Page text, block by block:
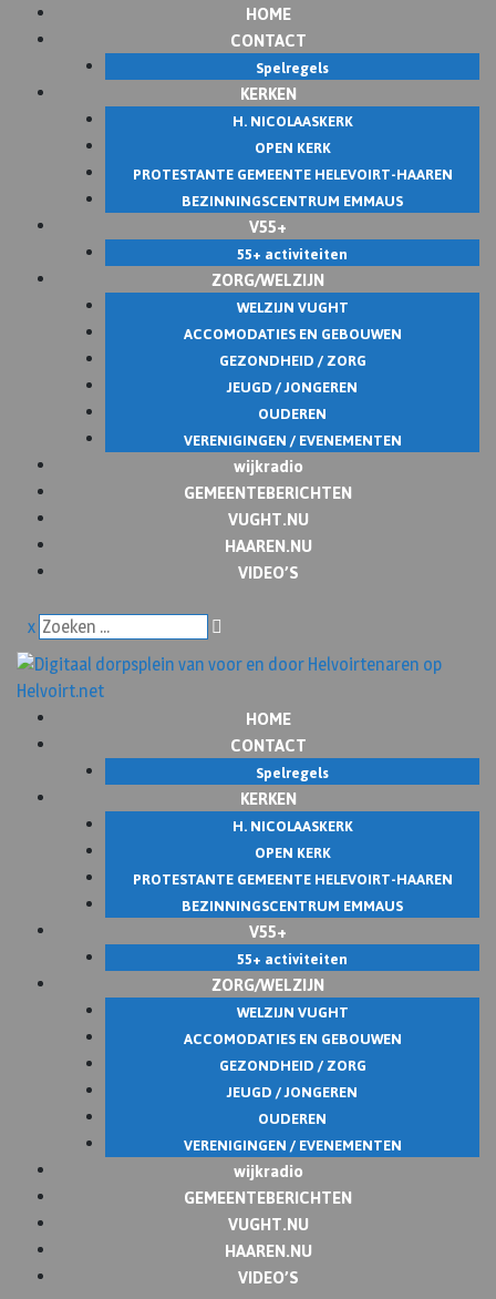
HOME
CONTACT
Spelregels
KERKEN
H. NICOLAASKERK
OPEN KERK
PROTESTANTE GEMEENTE HELEVOIRT-HAAREN
BEZINNINGSCENTRUM EMMAUS
V55+
55+ activiteiten
ZORG/WELZIJN
WELZIJN VUGHT
ACCOMODATIES EN GEBOUWEN
GEZONDHEID / ZORG
JEUGD / JONGEREN
OUDEREN
VERENIGINGEN / EVENEMENTEN
wijkradio
GEMEENTEBERICHTEN
VUGHT.NU
HAAREN.NU
VIDEO’S
x
HOME
CONTACT
Spelregels
KERKEN
H. NICOLAASKERK
OPEN KERK
PROTESTANTE GEMEENTE HELEVOIRT-HAAREN
BEZINNINGSCENTRUM EMMAUS
V55+
55+ activiteiten
ZORG/WELZIJN
WELZIJN VUGHT
ACCOMODATIES EN GEBOUWEN
GEZONDHEID / ZORG
JEUGD / JONGEREN
OUDEREN
VERENIGINGEN / EVENEMENTEN
wijkradio
GEMEENTEBERICHTEN
VUGHT.NU
HAAREN.NU
VIDEO’S